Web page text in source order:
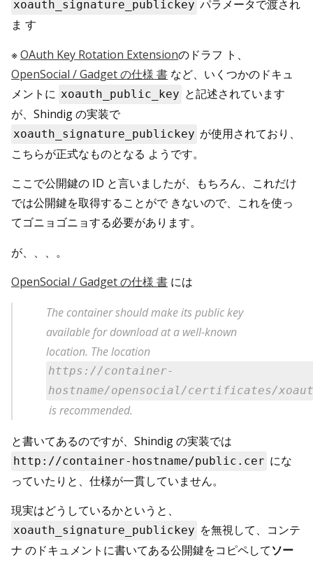
xoauth_signature_publickey パラメータで渡され
ま す
※OAuth Key Rotation Extensionのドラフ ト、
OpenSocial / Gadget の仕様 書 など、いくつかのドキュ
メントに xoauth_public_key と記述されています
が、Shindig の実装で
xoauth_signature_publickey が使用されており、
こちらが正式なものとなる ようです。
ここで公開鍵の ID と言いましたが、もちろん、これだけ
では公開鍵を取得することがで きないので、これを使っ
てゴニョゴニョする必要があります。
が、、、。
OpenSocial / Gadget の仕様 書 には
The container should make its public key
available for download at a well-known
location. The location
https://container-
hostname/opensocial/certificates/
is recommended.
と書いてあるのですが、Shindig の実装では
http://container-hostname/public.cer にな
っていたりと、仕様が一貫していません。
現実はどうしているかというと、
xoauth_signature_publickey を無視して、コンテ
ナ のドキュメントに書いてある公開鍵をコピペしてソー